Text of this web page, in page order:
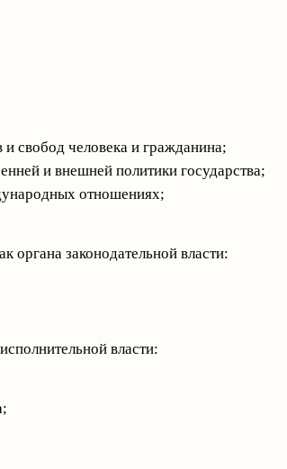
свобод человека и гражданина;
и внешней политики государства;
отношениях;
органа законодательной власти:
власти: